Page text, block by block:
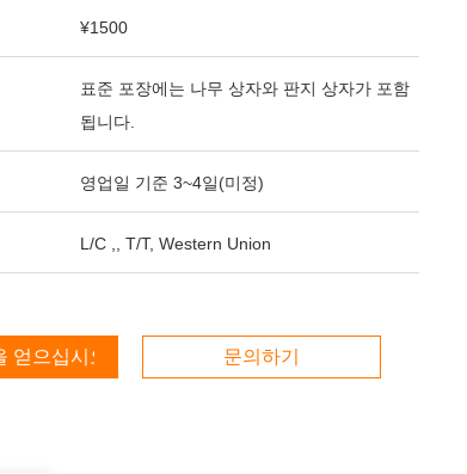
¥1500
표준 포장에는 나무 상자와 판지 상자가 포함
됩니다.
영업일 기준 3~4일(미정)
L/C ,, T/T, Western Union
얻으십시오 문의하기